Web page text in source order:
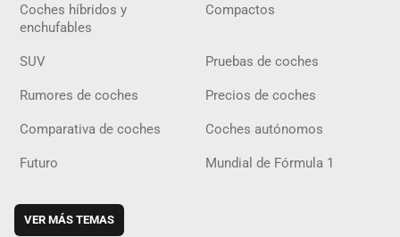
Coches híbridos y
enchufables
Compactos
SUV Pruebas de coches
Rumores de coches Precios de coches
Comparativa de coches Coches autónomos
Futuro Mundial de Fórmula 1
VER MÁS TEMAS